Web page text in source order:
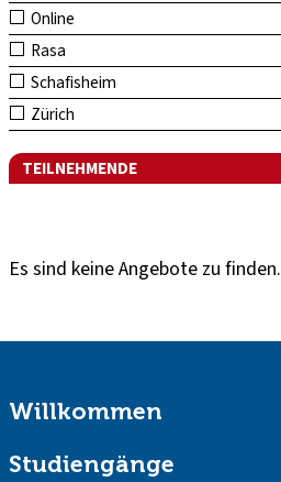
Online
Rasa
Schafisheim
Zürich
TEILNEHMENDE
Es sind keine Angebote zu finden.
Willkommen
Studiengänge